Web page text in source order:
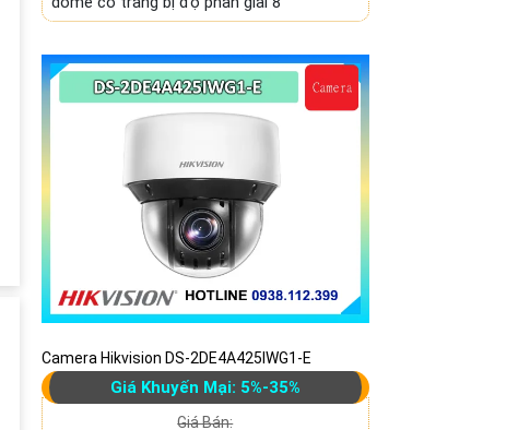
Camera Hikvision DS-2DE4A425IWG1-E
Giá Khuyến Mại: 5%-35%
Giá Bán: